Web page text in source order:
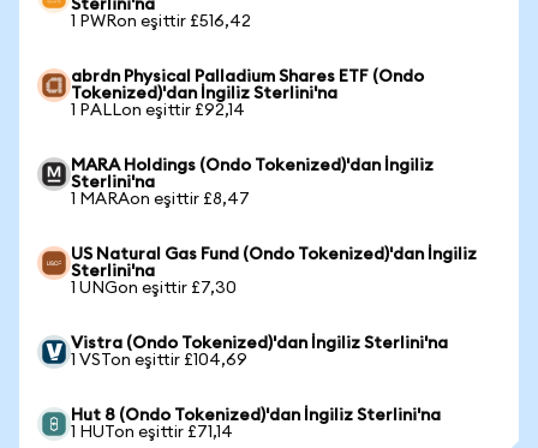
Sterlini'na
1 PWRon eşittir £516,42
abrdn Physical Palladium Shares ETF (Ondo
Tokenized)'dan İngiliz Sterlini'na
1 PALLon eşittir £92,14
MARA Holdings (Ondo Tokenized)'dan İngiliz
Sterlini'na
1 MARAon eşittir £8,47
US Natural Gas Fund (Ondo Tokenized)'dan İngiliz
Sterlini'na
1 UNGon eşittir £7,30
Vistra (Ondo Tokenized)'dan İngiliz Sterlini'na
1 VSTon eşittir £104,69
Hut 8 (Ondo Tokenized)'dan İngiliz Sterlini'na
1 HUTon eşittir £71,14